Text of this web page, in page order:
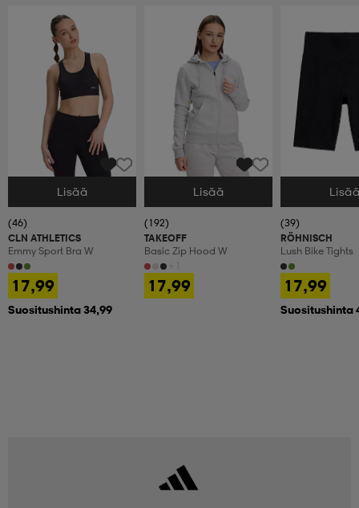
Valitse Koko
Lisää
(46)
CLN ATHLETICS
Emmy Sport Bra W
17,99
Suositushinta 34,99
Valitse Koko
Lisää
(192)
TAKEOFF
Basic Zip Hood W
17,99
Valitse Koko
(39)
RÖHNISCH
Lush Bike Tights
17,99
Suositushinta